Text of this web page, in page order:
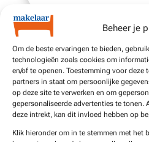
Beheer je
Om de beste ervaringen te bieden,
technologieën zoals cookies om
en/of te openen. Toestemming voor
partners in staat om persoonlijke
op deze site te verwerken en om
gepersonaliseerde advertenties te tonen.
deze intrekt, kan dit invloed hebben op
Klik hieronder om in te stemmen met het